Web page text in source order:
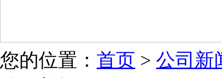
您的位置： 首页 > 公司新